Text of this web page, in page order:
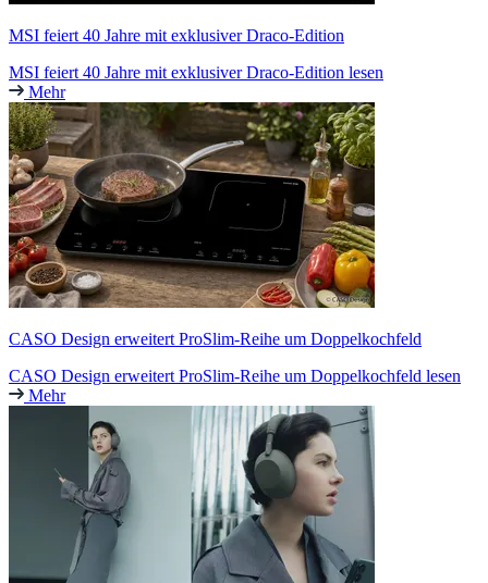
MSI feiert 40 Jahre mit exklusiver Draco-Edition
MSI feiert 40 Jahre mit exklusiver Draco-Edition lesen
Mehr
CASO Design erweitert ProSlim-Reihe um Doppelkochfeld
CASO Design erweitert ProSlim-Reihe um Doppelkochfeld lesen
Mehr